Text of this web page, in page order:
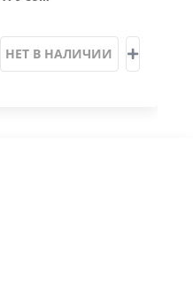
НЕТ В НАЛИЧИИ